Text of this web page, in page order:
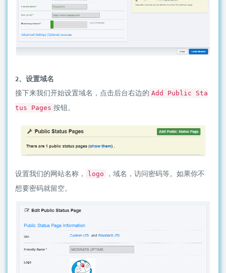
2、设置域名
接下来我们开始设置域名，点击后台右边的 Add Public Sta
tus Pages 按钮。
设置我们的网站名称， logo
，域名，访问密码等。如果你不
想要密码就留空。